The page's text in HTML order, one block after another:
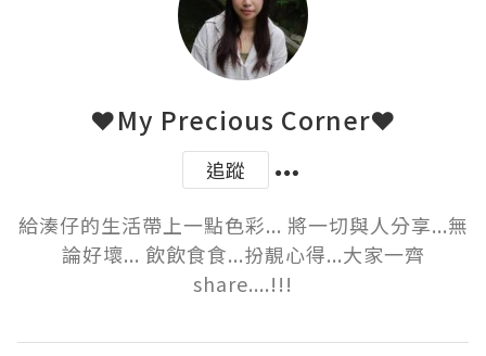
❤My Precious Corner❤
追蹤
給湊仔的生活帶上一點色彩... 將一切與人分享...無
論好壞... 飲飲食食...扮靚心得...大家一齊
share....!!!